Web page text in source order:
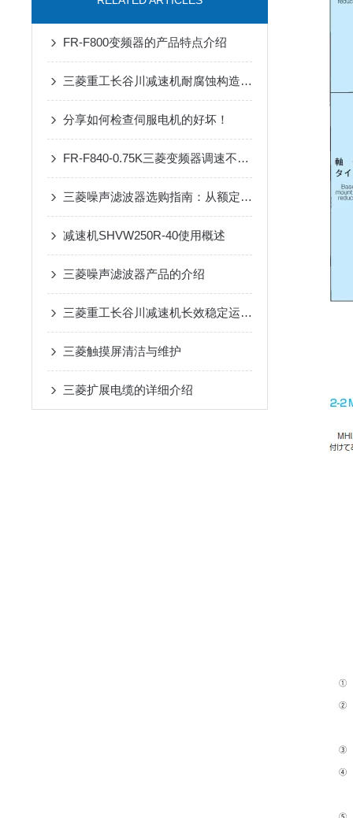
FR-F800变频器的产品特点介绍
三菱重工长谷川减速机耐腐蚀构造在户外工业设备传动中的适配优势
分享如何检查伺服电机的好坏！
FR-F840-0.75K三菱变频器调速不稳？90%是这几个参数没设对
三菱噪声滤波器选购指南：从额定电流、频率范围到适配场景
减速机SHVW250R-40使用概述
三菱噪声滤波器产品的介绍
三菱重工长谷川减速机长效稳定运行在自动化输送设备中的应用
三菱触摸屏清洁与维护
三菱扩展电缆的详细介绍